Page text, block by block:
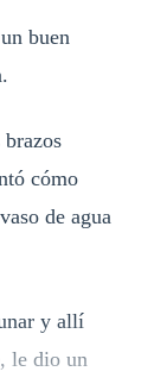
buen
cómo
de agua
y allí
le dio un